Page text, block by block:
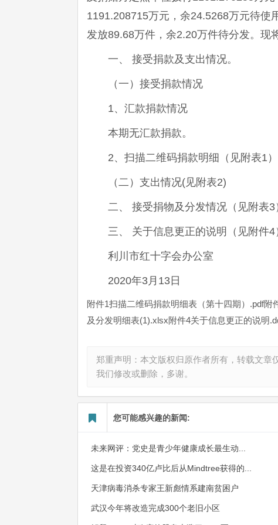
1191.208715万元，余24.5268万元待使
发放89.68万件，余2.20万件待分发。现
一、 接受捐款及支出情况。
（一）接受捐款情况
1、汇款捐款情况
本期无汇款捐款。
2、扫描二维码捐款明细（见附表1）
（二）支出情况(见附表2)
二、 接受捐物及分发情况（见附表3
三、 关于信息更正的说明（见附件4
利川市红十字会办公室
2020年3月13日
附件1扫描二维码捐款明细表（第十四期）.pdf
及分发明细表(1).xlsx附件4关于信息更正的说明
郑重声明：本文版权归原作者所有，转载文章
我们修改或删除，多谢。
您可能感兴趣的新闻:
未来网评：党史是青少年健康成长最生动...
这是在投资340亿卢比后从Mindtree获得的...
天津病毒消杀专家王新彪情系建南贫困户
武汉今年将改造完成300个老旧小区